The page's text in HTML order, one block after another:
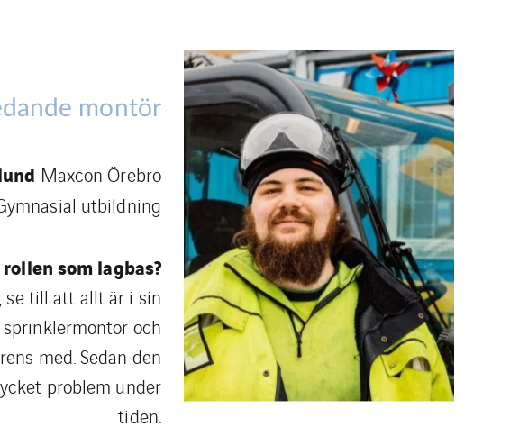
montör
Maxcon Örebro
utbildning
som lagbas?
se till att allt är i sin
och
med. Sedan den
problem under
tiden.